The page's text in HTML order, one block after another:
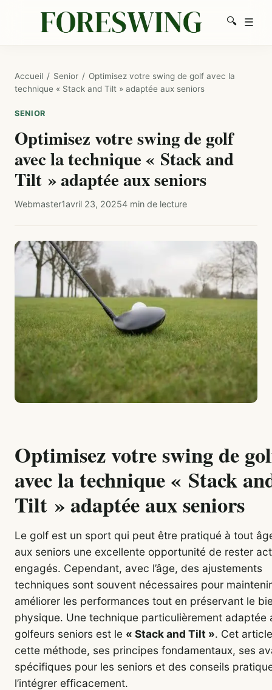
🔍
☰
Accueil / Senior / Optimisez votre swing de golf avec la
technique « Stack and Tilt » adaptée aux seniors
SENIOR
Optimisez votre swing de golf
avec la technique « Stack and
Tilt » adaptée aux seniors
Webmaster1avril 23, 20254 min de lecture
Optimisez votre swing de
avec la technique « Stack
Tilt » adaptée aux seniors
Le golf est un sport qui peut être pratiqué à tout
aux seniors une excellente opportunité de rester
engagés. Cependant, avec l’âge, des ajustements
techniques sont souvent nécessaires pour
améliorer les performances tout en préservant le
physique. Une technique particulièrement adaptée
golfeurs seniors est le « Stack and Tilt ». Cet
cette méthode, ses principes fondamentaux, ses
spécifiques pour les seniors et des conseils
l’intégrer efficacement.